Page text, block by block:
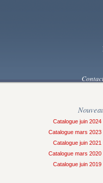
Catalogue juin 2024
Catalogue mars 2023
Catalogue juin 2021
Catalogue mars 2020
Catalogue juin 2019